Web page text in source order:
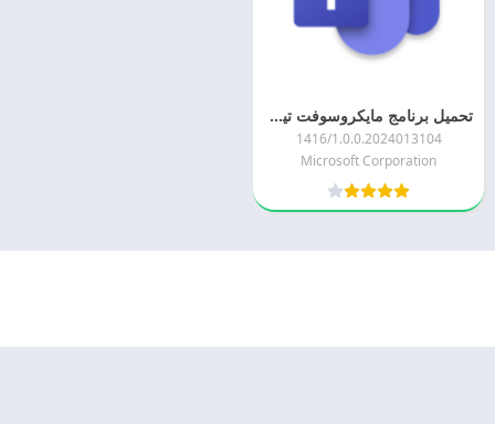
تحميل برنامج مايكروسوفت تيمز 2026 Microsoft Teams APK اخر اصدار مجانا
1416/1.0.0.2024013104
Microsoft Corporation